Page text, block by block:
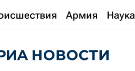
Армия Наука